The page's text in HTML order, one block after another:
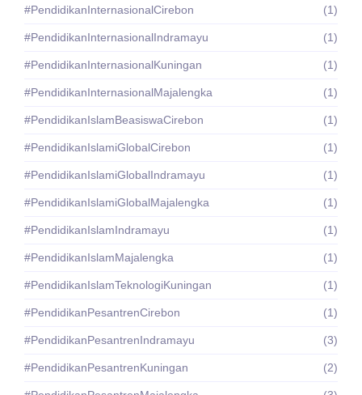
#PendidikanInternasionalCirebon (1)
#PendidikanInternasionalIndramayu (1)
#PendidikanInternasionalKuningan (1)
#PendidikanInternasionalMajalengka (1)
#PendidikanIslamBeasiswaCirebon (1)
#PendidikanIslamiGlobalCirebon (1)
#PendidikanIslamiGlobalIndramayu (1)
#PendidikanIslamiGlobalMajalengka (1)
#PendidikanIslamIndramayu (1)
#PendidikanIslamMajalengka (1)
#PendidikanIslamTeknologiKuningan (1)
#PendidikanPesantrenCirebon (1)
#PendidikanPesantrenIndramayu (3)
#PendidikanPesantrenKuningan (2)